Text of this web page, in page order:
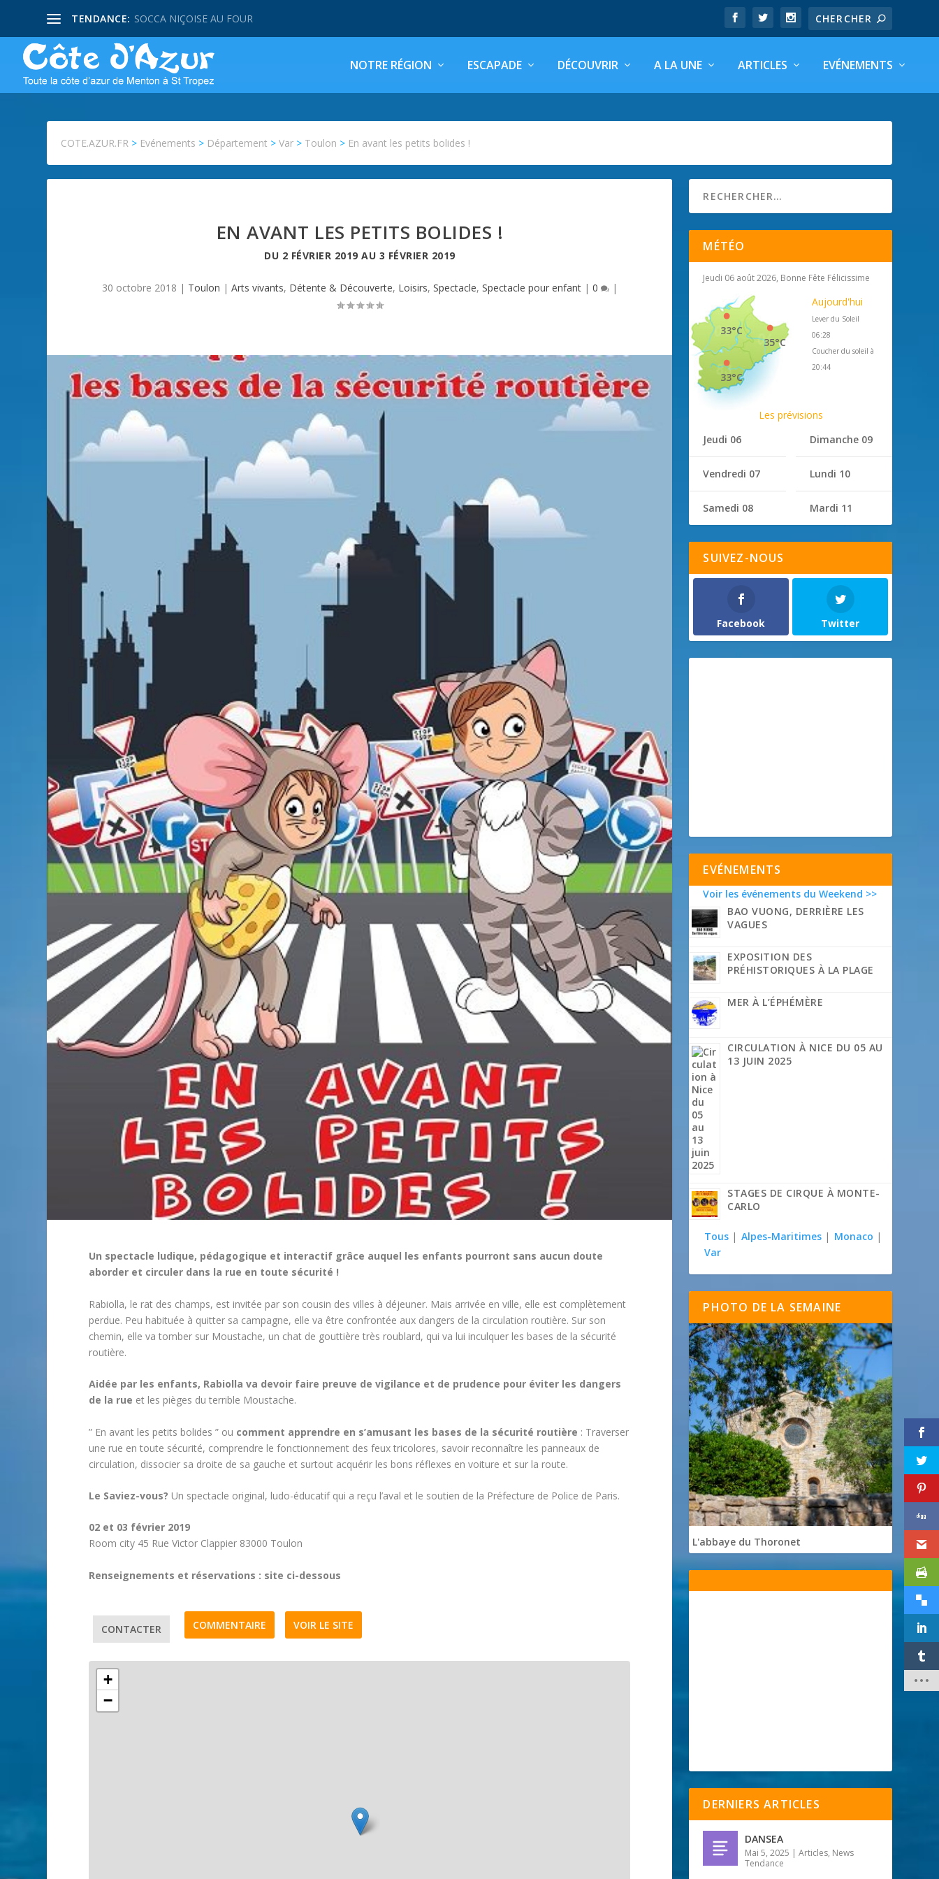
TENDANCE: SOCCA NIÇOISE AU FOUR
NOTRE RÉGION ESCAPADE DÉCOUVRIR A LA UNE ARTICLES EVÉNEMENTS
COTE.AZUR.FR > Evénements > Département >Var > Toulon > En avant les petits bolides !
EN AVANT LES PETITS BOLIDES !
DU 2 FÉVRIER 2019 AU 3 FÉVRIER 2019
30 octobre 2018 | Toulon | Arts vivants, Détente & Découverte, Loisirs, Spectacle, Spectacle pour enfant| 0 |
Un spectacle ludique, pédagogique et interactif grâce auquel les enfants pourront sans aucun doute
aborder et circuler dans la rue en toute sécurité !
Rabiolla, le rat des champs, est invitée par son cousin des villes à déjeuner. Mais arrivée en ville, elle est complètement
perdue. Peu habituée à quitter sa campagne, elle va être confrontée aux dangers de la circulation routière. Sur son
chemin, elle va tomber sur Moustache, un chat de gouttière très roublard, qui va lui inculquer les bases de la sécurité
routière.
Aidée par les enfants, Rabiolla va devoir faire preuve de vigilance et de prudence pour éviter les dangers
de la rue et les pièges du terrible Moustache.
” En avant les petits bolides ” ou comment apprendre en s’amusant les bases de la sécurité routière : Traverser
une rue en toute sécurité, comprendre le fonctionnement des feux tricolores, savoir reconnaître les panneaux de
circulation, dissocier sa droite de sa gauche et surtout acquérir les bons réflexes en voiture et sur la route.
Le Saviez-vous? Un spectacle original, ludo-éducatif qui a reçu l’aval et le soutien de la Préfecture de Police de Paris.
02 et 03 février 2019
Room city 45 Rue Victor Clappier 83000 Toulon
Renseignements et réservations : site ci-dessous
CONTACTER COMMENTAIRE VOIR LE SITE
+
−
MÉTÉO
Jeudi 06 août 2026, Bonne Fête Félicissime
35°C
33°C
33°C
Aujourd'hui
Lever du Soleil
06:28
Coucher du soleil à
20:44
Les prévisions
Jeudi 06
Vendredi 07
Samedi 08
Dimanche 09
Lundi 10
Mardi 11
SUIVEZ-NOUS
Facebook Twitter
EVÉNEMENTS
Voir les événements du Weekend >>
BAO VUONG, DERRIÈRE LES
VAGUES
EXPOSITION DES
PRÉHISTORIQUES À LA PLAGE
MER À L’ÉPHÉMÈRE
CIRCULATION À NICE DU 05 AU
13 JUIN 2025
STAGES DE CIRQUE À MONTE-
CARLO
Tous | Alpes-Maritimes | Monaco |
Var
PHOTO DE LA SEMAINE
L'abbaye du Thoronet
DERNIERS ARTICLES
DANSEA
Mai 5, 2025 |Articles, News
Tendance